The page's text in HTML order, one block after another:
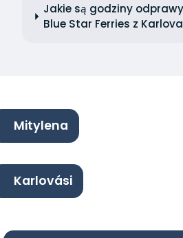
Jakie są godziny
Blue Star Ferries z
Mitylena
Karlovási